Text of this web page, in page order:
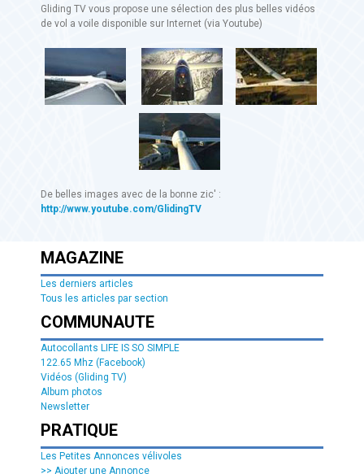
Gliding TV vous propose une sélection des plus belles vidéos
de vol a voile disponible sur Internet (via Youtube)
De belles images avec de la bonne zic' :
http://www.youtube.com/GlidingTV
MAGAZINE
Les derniers articles
Tous les articles par section
COMMUNAUTE
Autocollants LIFE IS SO SIMPLE
122.65 Mhz (Facebook)
Vidéos (Gliding TV)
Album photos
Newsletter
PRATIQUE
Les Petites Annonces vélivoles
>> Ajouter une Annonce